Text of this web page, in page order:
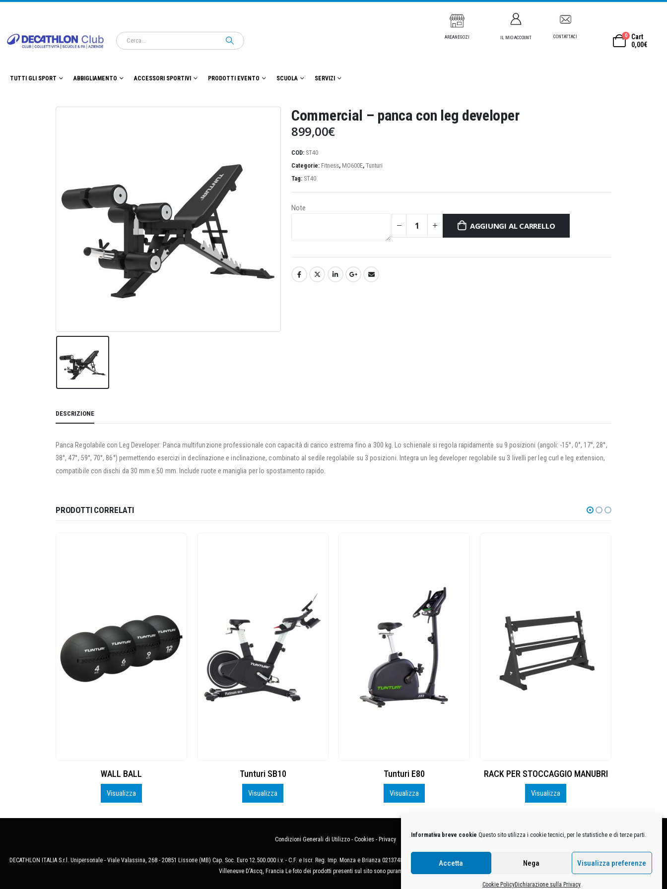
Informativa breve cookie Questo sito utilizza i cookie tecnici, per le statistiche e di terze parti.
Accetta Nega Visualizza preferenze
Cookie PolicyDichiarazione sulla Privacy
AREANEGOZI IL MIO ACCOUNT CONTATTACI 0
Cart
0,00€
TUTTI GLI SPORT ABBIGLIAMENTO ACCESSORI SPORTIVI PRODOTTI EVENTO SCUOLA SERVIZI
Commercial – panca con leg developer
899,00€
COD: ST40
Categorie: Fitness, MO600E, Tunturi
Tag: ST40
Note
AGGIUNGI AL CARRELLO
DESCRIZIONE
Panca Regolabile con Leg Developer: Panca multifunzione professionale con capacità di carico estrema fino a 300 kg. Lo schienale si regola rapidamente su 9 posizioni (angoli: -15°, 0°, 17°, 28°,
38°, 47°, 59°, 70°, 86°) permettendo esercizi in declinazione e inclinazione, combinato al sedile regolabile su 3 posizioni. Integra un leg developer regolabile su 3 livelli per leg curl e leg extension,
compatibile con dischi da 30 mm e 50 mm. Include ruote e maniglia per lo spostamento rapido.
PRODOTTI CORRELATI
Tunturi SB10
Visualizza
Tunturi E80
Visualizza
RACK PER STOCCAGGIO MANUBRI
Visualizza
BULGARIAN BAG
Visualizza
Condizioni Generali di Utilizzo - Cookies - Privacy
DECATHLON ITALIA S.r.l. Unipersonale - Viale Valassina, 268 - 20851 Lissone (MB) Cap. Soc. Euro 12.500.000 i.v. - C.F. e Iscr. Reg. Imp. Monza e Brianza 02137480964 - R.E.A. MB-1370021 - P.IVA. 11005760159 - Direzione e coordinamento art. 2497 C.C. DECATHLON SA,
Villeneuve D'Ascq, Francia Le foto dei prodotti presenti sul sito sono puramente esemplificative.